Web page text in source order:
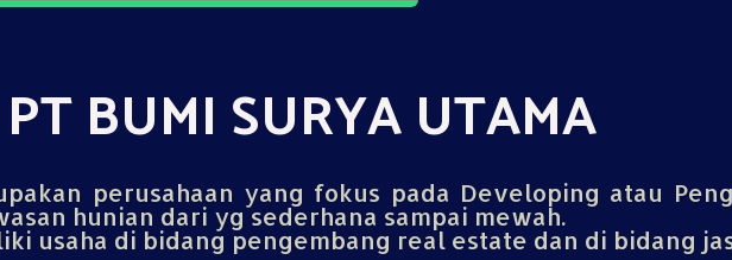
PT BUMI SURYA UTAMA
perusahaan yang fokus pada Developing atau
hunian dari yg sederhana sampai mewah.
usaha di bidang pengembang real estate dan di bidang